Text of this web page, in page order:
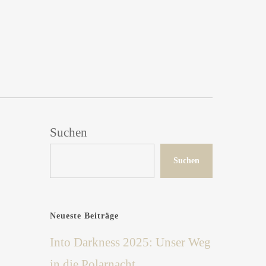
Suchen
Suchen
Neueste Beiträge
Into Darkness 2025: Unser Weg